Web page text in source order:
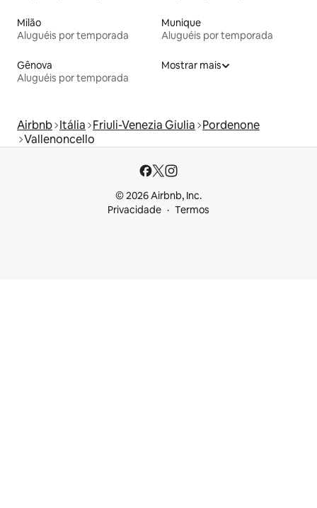
Milão
Aluguéis por temporada
Munique
Aluguéis por temporada
Gênova
Aluguéis por temporada
Mostrar mais
Airbnb Itália Friuli-Venezia Giulia Pordenone
Vallenoncello
© 2026 Airbnb, Inc.
Privacidade
Termos